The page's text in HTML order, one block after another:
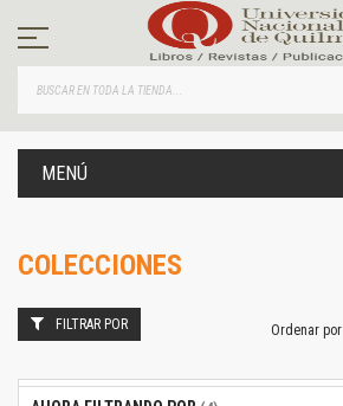
contenido
MENÚ
COLECCIONES
Ordenar por
FILTRAR POR